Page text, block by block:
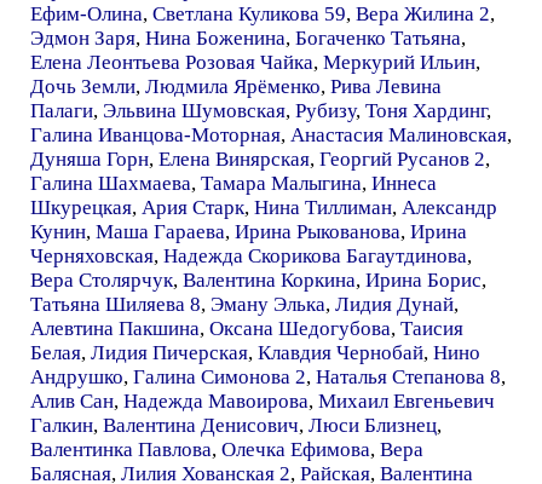
Ефим-Олина, Светлана Куликова 59, Вера Жилина 2,
Эдмон Заря, Нина Боженина, Богаченко Татьяна,
Елена Леонтьева Розовая Чайка, Меркурий Ильин,
Дочь Земли, Людмила Ярёменко, Рива Левина
Палаги, Эльвина Шумовская, Рубизу, Тоня Хардинг,
Галина Иванцова-Моторная, Анастасия Малиновская,
Дуняша Горн, Елена Винярская, Георгий Русанов 2,
Галина Шахмаева, Тамара Малыгина, Иннеса
Шкурецкая, Ария Старк, Нина Тиллиман, Александр
Кунин, Маша Гараева, Ирина Рыкованова, Ирина
Черняховская, Надежда Скорикова Багаутдинова,
Вера Столярчук, Валентина Коркина, Ирина Борис,
Татьяна Шиляева 8, Эману Элька, Лидия Дунай,
Алевтина Пакшина, Оксана Шедогубова, Таисия
Белая, Лидия Пичерская, Клавдия Чернобай, Нино
Андрушко, Галина Симонова 2, Наталья Степанова 8,
Алив Сан, Надежда Мавоирова, Михаил Евгеньевич
Галкин, Валентина Денисович, Люси Близнец,
Валентинка Павлова, Олечка Ефимова, Вера
Балясная, Лилия Хованская 2, Райская, Валентина